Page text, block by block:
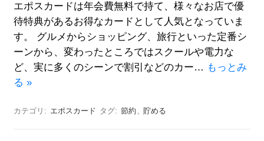
エポスカードは年会費無料で持て、様々なお店で優
待特典があるお得なカードとして人気となっていま
す。 グルメからショッピング、旅行といった定番シ
ーンから、変わったところではスクールや電力な
ど、実に多くのシーンで割引などのカー… もっとみ
る »
カテゴリ: エポスカード タグ: 節約 , 貯める